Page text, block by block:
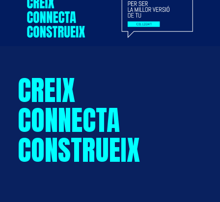
CREIX
CONNECTA
CONSTRUEIX